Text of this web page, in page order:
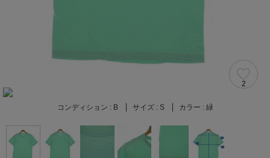
2
コンディション : B サイズ : S カラー : 緑